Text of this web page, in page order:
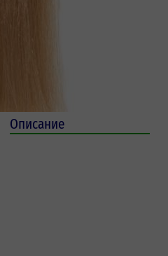
Описание